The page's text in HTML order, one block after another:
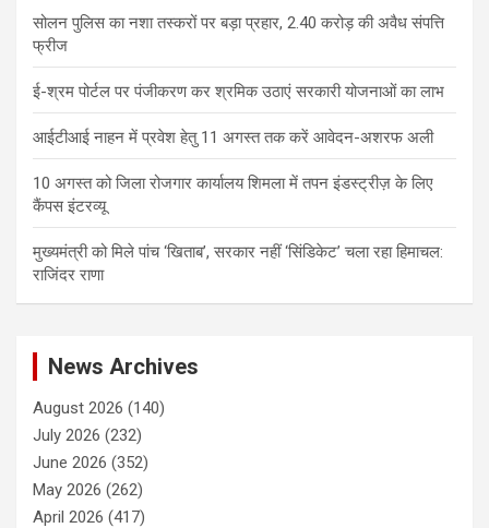
सोलन पुलिस का नशा तस्करों पर बड़ा प्रहार, 2.40 करोड़ की अवैध संपत्ति
फ्रीज
ई-श्रम पोर्टल पर पंजीकरण कर श्रमिक उठाएं सरकारी योजनाओं का लाभ
आईटीआई नाहन में प्रवेश हेतु 11 अगस्त तक करें आवेदन-अशरफ अली
10 अगस्त को जिला रोजगार कार्यालय शिमला में तपन इंडस्ट्रीज़ के लिए
कैंपस इंटरव्यू
मुख्यमंत्री को मिले पांच ‘खिताब’, सरकार नहीं ‘सिंडिकेट’ चला रहा हिमाचल:
राजिंदर राणा
News Archives
August 2026 (140)
July 2026 (232)
June 2026 (352)
May 2026 (262)
April 2026 (417)